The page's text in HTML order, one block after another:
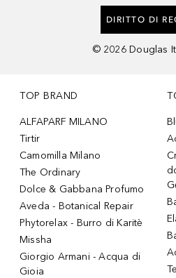
DIRITTO DI
© 2026 Douglas
TOP BRAND
ALFAPARF MILANO
Tirtir
Camomilla Milano
The Ordinary
Dolce & Gabbana Profumo
Aveda - Botanical Repair
Phytorelax - Burro di Karitè
Missha
Giorgio Armani - Acqua di
Gioia